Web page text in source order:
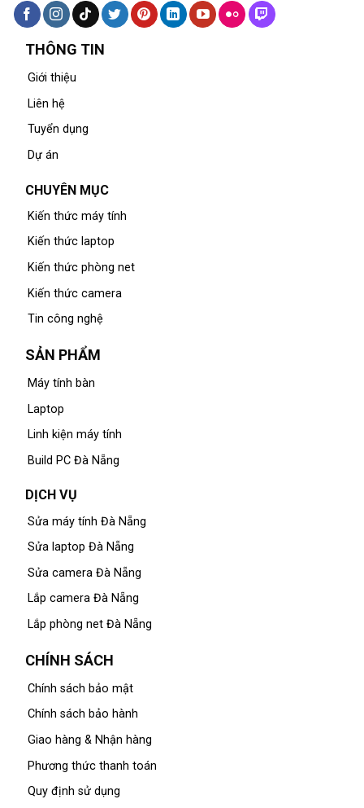
THÔNG TIN
Giới thiệu
Liên hệ
Tuyển dụng
Dự án
CHUYÊN MỤC
Kiến thức máy tính
Kiến thức laptop
Kiến thức phòng net
Kiến thức camera
Tin công nghệ
SẢN PHẨM
Máy tính bàn
Laptop
Linh kiện máy tính
Build PC Đà Nẵng
DỊCH VỤ
Sửa máy tính Đà Nẵng
Sửa laptop Đà Nẵng
Sửa camera Đà Nẵng
Lắp camera Đà Nẵng
Lắp phòng net Đà Nẵng
CHÍNH SÁCH
Chính sách bảo mật
Chính sách bảo hành
Giao hàng & Nhận hàng
Phương thức thanh toán
Quy định sử dụng